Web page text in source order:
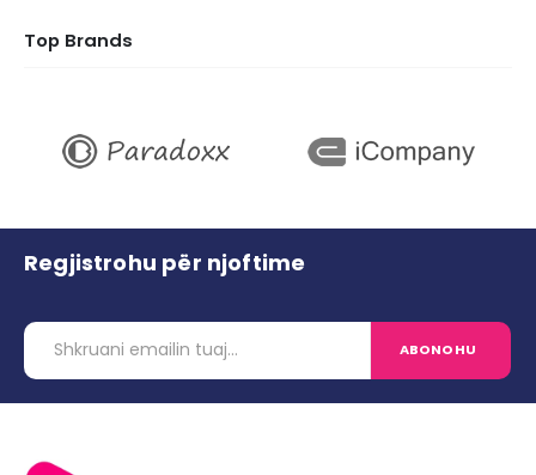
Top Brands
Regjistrohu për njoftime